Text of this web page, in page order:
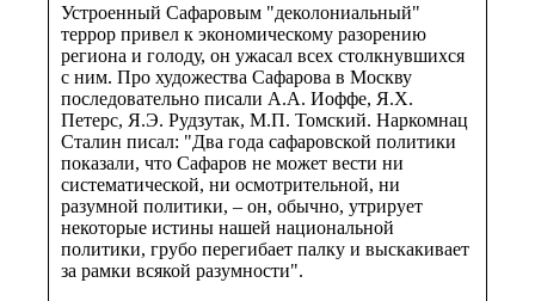
Устроенный Сафаровым "деколониальный"
террор привел к экономическому разорению
региона и голоду, он ужасал всех столкнувшихся
с ним. Про художества Сафарова в Москву
последовательно писали А.А. Иоффе, Я.Х.
Петерс, Я.Э. Рудзутак, М.П. Томский. Наркомнац
Сталин писал: "Два года сафаровской политики
показали, что Сафаров не может вести ни
систематической, ни осмотрительной, ни
разумной политики, – он, обычно, утрирует
некоторые истины нашей национальной
политики, грубо перегибает палку и выскакивает
за рамки всякой разумности".